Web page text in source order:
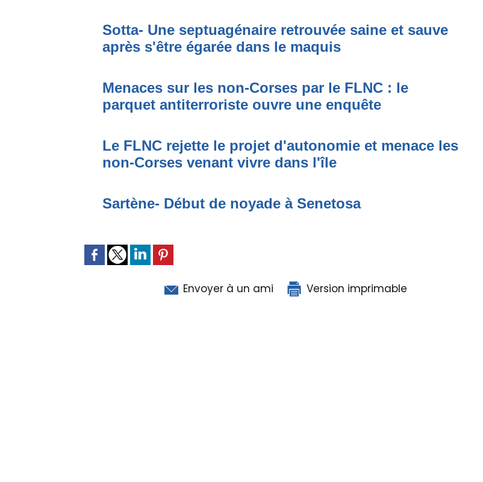
Sotta- Une septuagénaire retrouvée saine et sauve
après s'être égarée dans le maquis
Menaces sur les non-Corses par le FLNC : le
parquet antiterroriste ouvre une enquête
Le FLNC rejette le projet d'autonomie et menace les
non-Corses venant vivre dans l'île
Sartène- Début de noyade à Senetosa
Envoyer à un ami Version imprimable